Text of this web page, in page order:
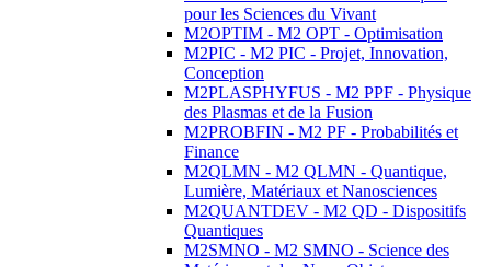
pour les Sciences du Vivant
M2OPTIM - M2 OPT - Optimisation
M2PIC - M2 PIC - Projet, Innovation,
Conception
M2PLASPHYFUS - M2 PPF - Physique
des Plasmas et de la Fusion
M2PROBFIN - M2 PF - Probabilités et
Finance
M2QLMN - M2 QLMN - Quantique,
Lumière, Matériaux et Nanosciences
M2QUANTDEV - M2 QD - Dispositifs
Quantiques
M2SMNO - M2 SMNO - Science des